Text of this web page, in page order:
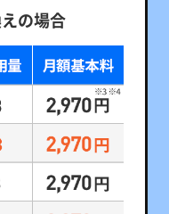
の場合